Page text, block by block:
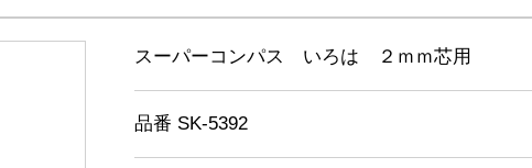
スーパーコンパス いろは ２ｍｍ芯用
品番 SK-5392